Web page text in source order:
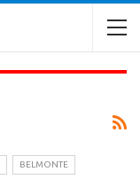
BELMONTE